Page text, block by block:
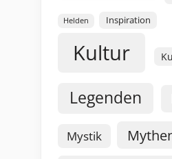
Helden Inspiration
Kultur
Legenden
Mystik